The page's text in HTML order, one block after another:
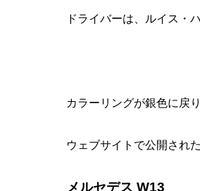
ドライバーは、ルイス・
カラーリングが銀色に戻
ウェブサイトで公開され
メルセデス W13